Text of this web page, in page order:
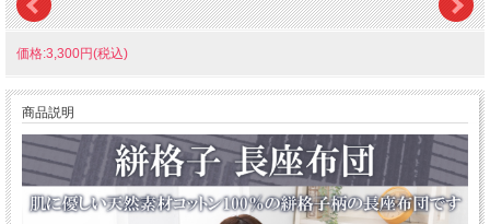
価格:3,300円(税込)
商品説明